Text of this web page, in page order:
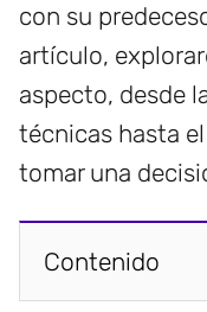
con su
artículo,
aspecto, desde
técnicas hasta
tomar una
Contenido